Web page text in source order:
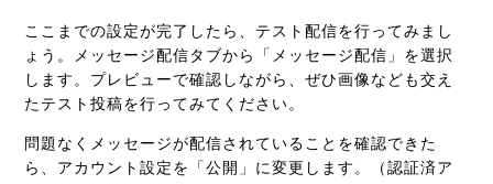
ここまでの設定が完了したら、テスト配信を行ってみまし
ょう。メッセージ配信タブから「メッセージ配信」を選択
します。プレビューで確認しながら、ぜひ画像なども交え
たテスト投稿を行ってみてください。
問題なくメッセージが配信されていることを確認できた
ら、アカウント設定を「公開」に変更します。（認証済ア